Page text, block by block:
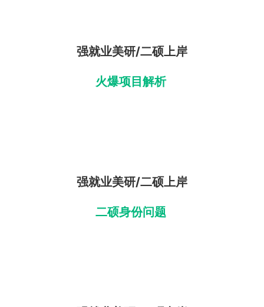
强就业美研/二硕上岸
火爆项目解析
强就业美研/二硕上岸
二硕身份问题